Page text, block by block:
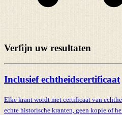
Verfijn uw resultaten
Inclusief echtheidscertificaat
Elke krant wordt met certificaat van
echte historische kranten, geen kopie of